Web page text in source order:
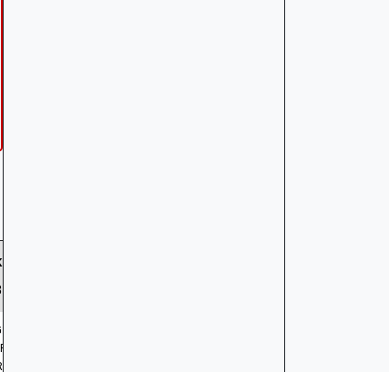
900 | Trục thứ cấp
₫
SHAFT | COUNTER
TÙNG: 23421-K12-900
23421K12900